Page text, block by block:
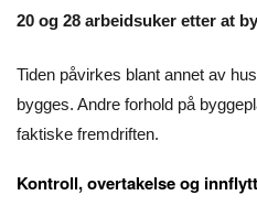
20 og 28 arbeidsuker etter at
Tiden påvirkes blant annet av
bygges. Andre forhold på
faktiske fremdriften.
Kontroll, overtakelse og